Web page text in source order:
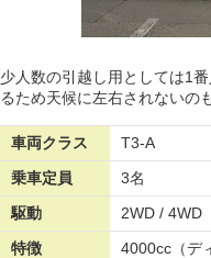
少人数の引越し用としては1
るため天候に左右されないの
車両クラス
T3-A
乗車定員
3名
駆動
2WD / 4WD
特徴
4000cc（デ